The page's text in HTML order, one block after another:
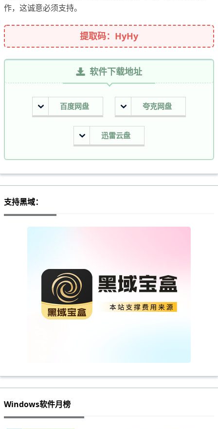
作，这诚意必须支持。
提取码：HyHy
软件下载地址
百度网盘 夸克网盘
迅雷云盘
支持黑域：
Windows软件月榜